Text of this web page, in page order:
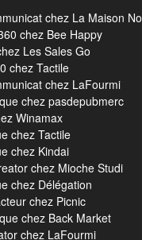
chez La Maison No
chez Bee Happy
Les Sales Go
chez Tactile
chez LaFourmi
chez pasdepubmerc
Winamax
chez Tactile
chez Kindai
chez Mioche Studi
chez Délégation
chez Picnic
chez Back Market
chez LaFourmi